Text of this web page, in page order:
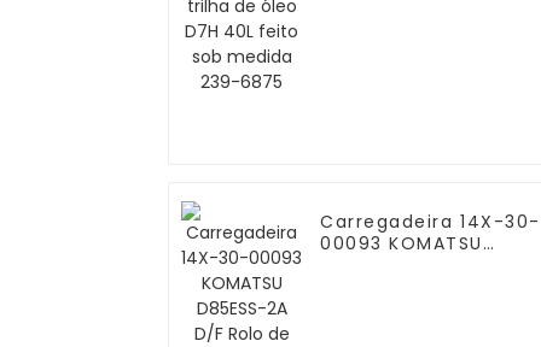
Carregadeira 14X-30-
00093 KOMATSU